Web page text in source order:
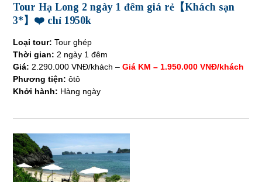
Tour Hạ Long 2 ngày 1 đêm giá rẻ【Khách sạn
3*】❤️ chỉ 1950k
Loại tour:Tour ghép
Thời gian: 2 ngày 1 đêm
Giá:2.290.000 VNĐ/khách –Giá KM – 1.950.000 VNĐ/khách
Phương tiện:ôtô
Khởi hành: Hàng ngày